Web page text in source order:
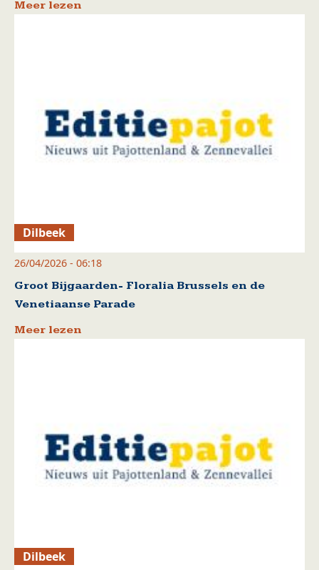
Meer lezen
Dilbeek
26/04/2026 - 06:18
Groot Bijgaarden- Floralia Brussels en de
Venetiaanse Parade
Meer lezen
Dilbeek